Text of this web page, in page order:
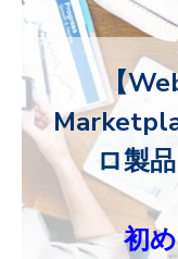
【
ロ製
初